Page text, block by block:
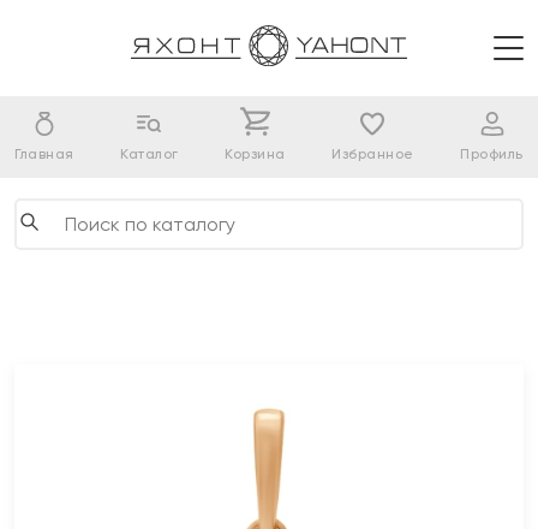
Главная Каталог Корзина Избранное Профиль